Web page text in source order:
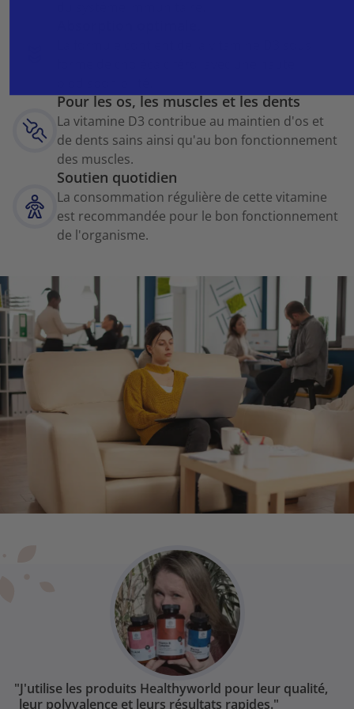
Pour les os, les muscles et les dents
La vitamine D3 contribue au maintien d'os et
de dents sains ainsi qu'au bon fonctionnement
des muscles.
Soutien quotidien
La consommation régulière de cette vitamine
est recommandée pour le bon fonctionnement
de l'organisme.
"J'utilise les produits Healthyworld pour leur qualité,
leur polyvalence et leurs résultats rapides."